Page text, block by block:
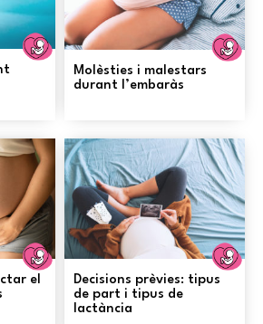
Embaràs
Molèsties i malestars
durant l’embaràs
Embaràs
el
Decisions prèvies: tipus
de part i tipus de
lactància